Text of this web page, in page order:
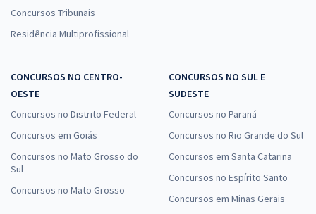
Concursos Tribunais
Residência Multiprofissional
CONCURSOS NO CENTRO-
OESTE
Concursos no Distrito Federal
Concursos em Goiás
Concursos no Mato Grosso do
Sul
Concursos no Mato Grosso
CONCURSOS NO SUL E
SUDESTE
Concursos no Paraná
Concursos no Rio Grande do Sul
Concursos em Santa Catarina
Concursos no Espírito Santo
Concursos em Minas Gerais